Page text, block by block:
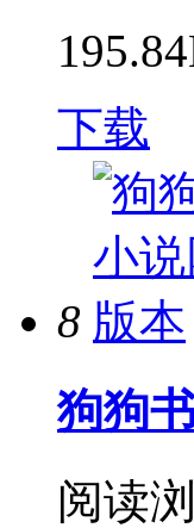
下载
8
狗狗
阅读